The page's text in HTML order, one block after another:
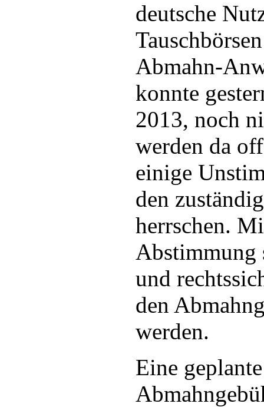
deutsche
Abmahn-
konnte
2013, noch
werden da
einige
den
herrschen.
Abstimmung
und
den
werden.
Eine